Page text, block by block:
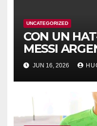
UNCATEGORIZED
CON UN
MESSI
ARGELIA
JUN 16, 2026